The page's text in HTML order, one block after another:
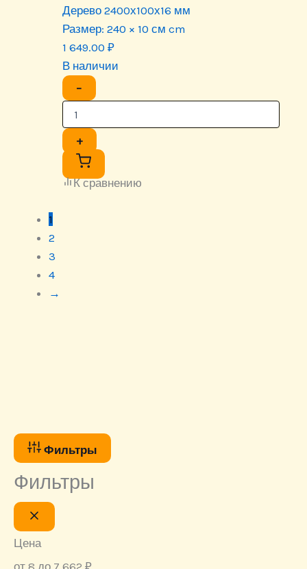
Фильтры
Фильтры
Цена
от 8 до 7 662 ₽
Дерево 2400х100х16 мм
Размер: 240 × 10 см cm
1 649.00 ₽
В наличии
−
+
К сравнению
1
2
3
4
→